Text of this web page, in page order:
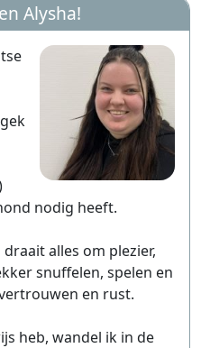
Alysha!
nodig heeft.
alles om plezier,
snuffelen, spelen en
en rust.
heb, wandel ik in de